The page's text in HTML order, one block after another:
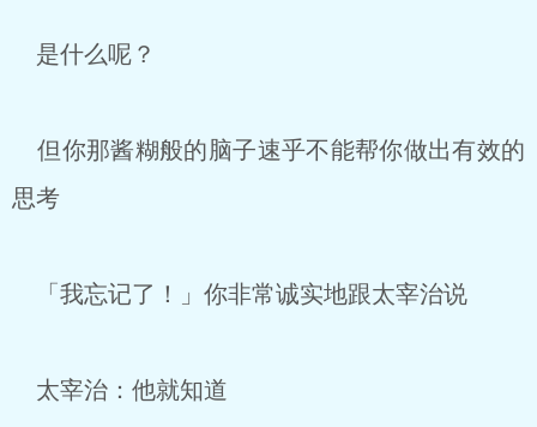
是什么呢？
但你那酱糊般的脑子速乎不能帮你做出有效的
思考
「我忘记了！」你非常诚实地跟太宰治说
太宰治：他就知道